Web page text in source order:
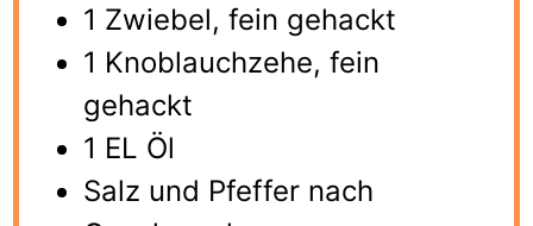
1 Zwiebel, fein gehackt
1 Knoblauchzehe, fein
gehackt
1 EL Öl
Salz und Pfeffer nach